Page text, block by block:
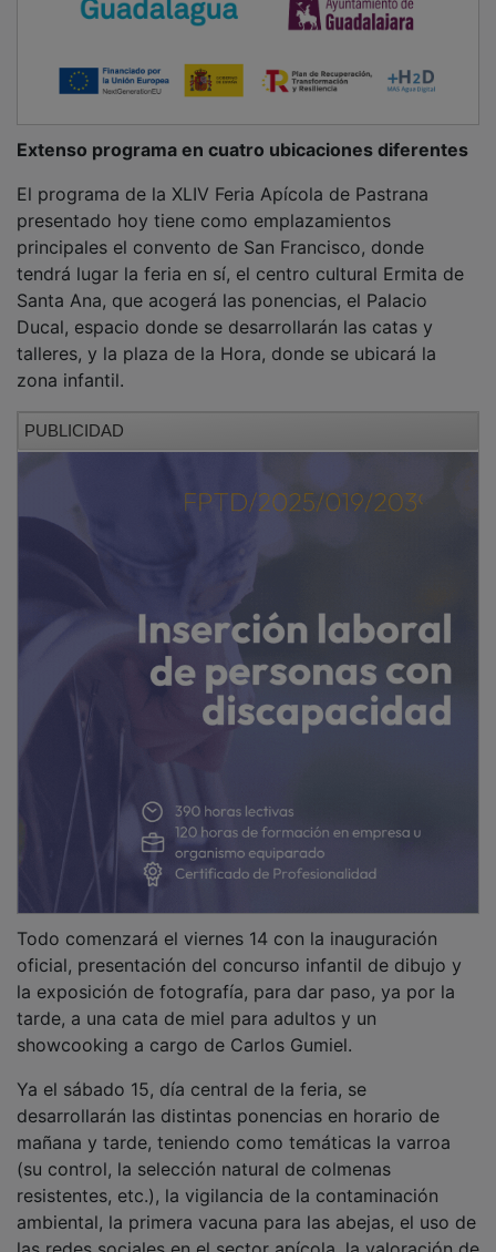
Pastrana celebra el Jueves Santo con la
Pastrana celebra el Jueves Santo con la
tradicional Procesión de los Pasos
Brihuega aprueba sus presupuestos para
2026 por 4,5 millones de euros 200.000 más
que en 2025
desarrollo rural con 2,4 millones de euros
para 414 núcleos de población
OTRAS NOTICIAS
GUADA TV MEDIA